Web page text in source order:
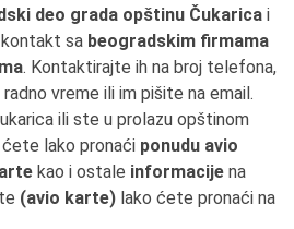
deo grada opštinu Čukarica i
sa beogradskim firmama
. Kontaktirajte ih na broj telefona,
vreme ili im pišite na email.
ili ste u prolazu opštinom
ćete lako pronaći ponudu avio
kao i ostale informacije na
(avio karte) lako ćete pronaći na